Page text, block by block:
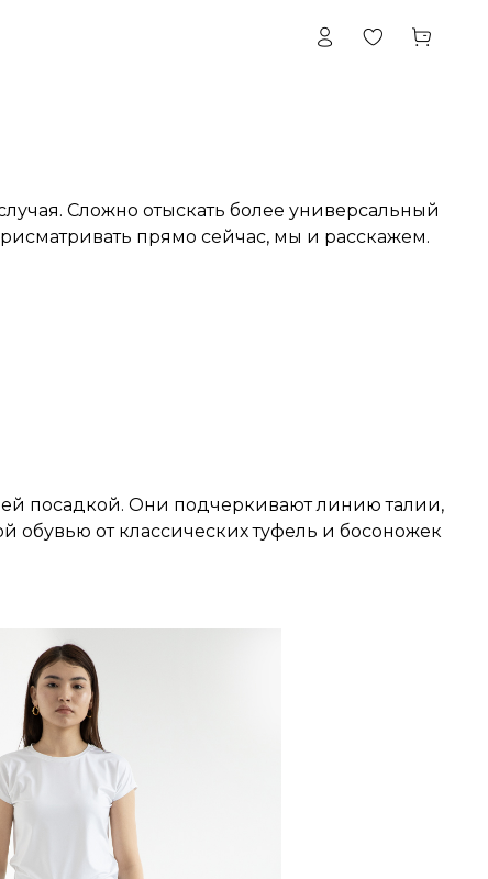
Сложно отыскать более универсальный
прямо сейчас, мы и расскажем.
посадкой. Они подчеркивают линию талии,
обувью от классических туфель и босоножек